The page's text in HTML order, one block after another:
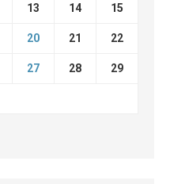
13 14 15
20 21 22
27 28 29